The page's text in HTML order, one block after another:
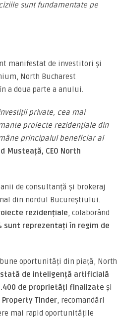
sunt fundamentate pe
manifestat de investitori și
North Bucharest
a doua parte a anului.
private, cea mai
proiecte rezidențiale din
principalul beneficiar al
Musteață, CEO North
de consultanță și brokeraj
din nordul Bucureștiului.
rezidențiale, colaborând
sunt reprezentați în regim de
oportunități din piață, North
de inteligență artificială
de proprietăți finalizate și
Property Tinder, recomandări
mai rapid oportunitățile